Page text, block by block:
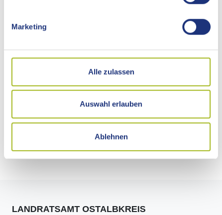
Marketing
Alle zulassen
Auswahl erlauben
Ablehnen
Zum Bildungsportal Ostalb
Kontakt
Mehr zu diesem Thema
LANDRATSAMT OSTALBKREIS